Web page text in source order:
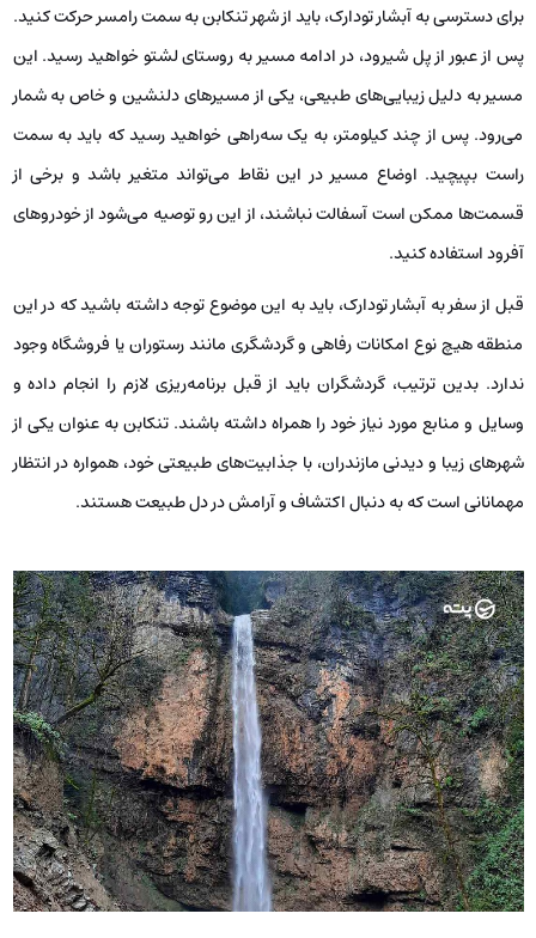
برای دسترسی به آبشار تودارک، باید از شهر تنکابن به سمت رامسر حرکت کنید.
پس از عبور از پل شیرود، در ادامه مسیر به روستای لشتو خواهید رسید. این
مسیر به دلیل زیبایی‌های طبیعی، یکی از مسیرهای دلنشین و خاص به شمار
می‌رود. پس از چند کیلومتر، به یک سه‌راهی خواهید رسید که باید به سمت
راست بپیچید. اوضاع مسیر در این نقاط می‌تواند متغیر باشد و برخی از
قسمت‌ها ممکن است آسفالت نباشند، از این رو توصیه می‌شود از خودروهای
آفرود استفاده کنید.
قبل از سفر به آبشار تودارک، باید به این موضوع توجه داشته باشید که در این
منطقه هیچ نوع امکانات رفاهی و گردشگری مانند رستوران یا فروشگاه وجود
ندارد. بدین ترتیب، گردشگران باید از قبل برنامه‌ریزی لازم را انجام داده و
وسایل و منابع مورد نیاز خود را همراه داشته باشند. تنکابن به عنوان یکی از
شهرهای زیبا و دیدنی مازندران، با جذابیت‌های طبیعتی خود، همواره در انتظار
مهمانانی است که به دنبال اکتشاف و آرامش در دل طبیعت هستند.